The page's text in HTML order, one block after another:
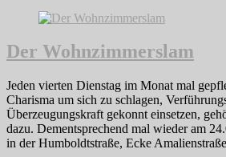
Der Wohnzimmerslam
Jeden vierten Dienstag im Monat mal
Charisma um sich zu schlagen,
Überzeugungskraft gekonnt einsetzen,
dazu. Dementsprechend mal wieder am
in der Humboldtstraße, Ecke